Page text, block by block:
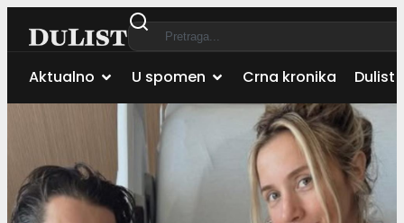
Aktualno U spomen Crna kronika Dulist